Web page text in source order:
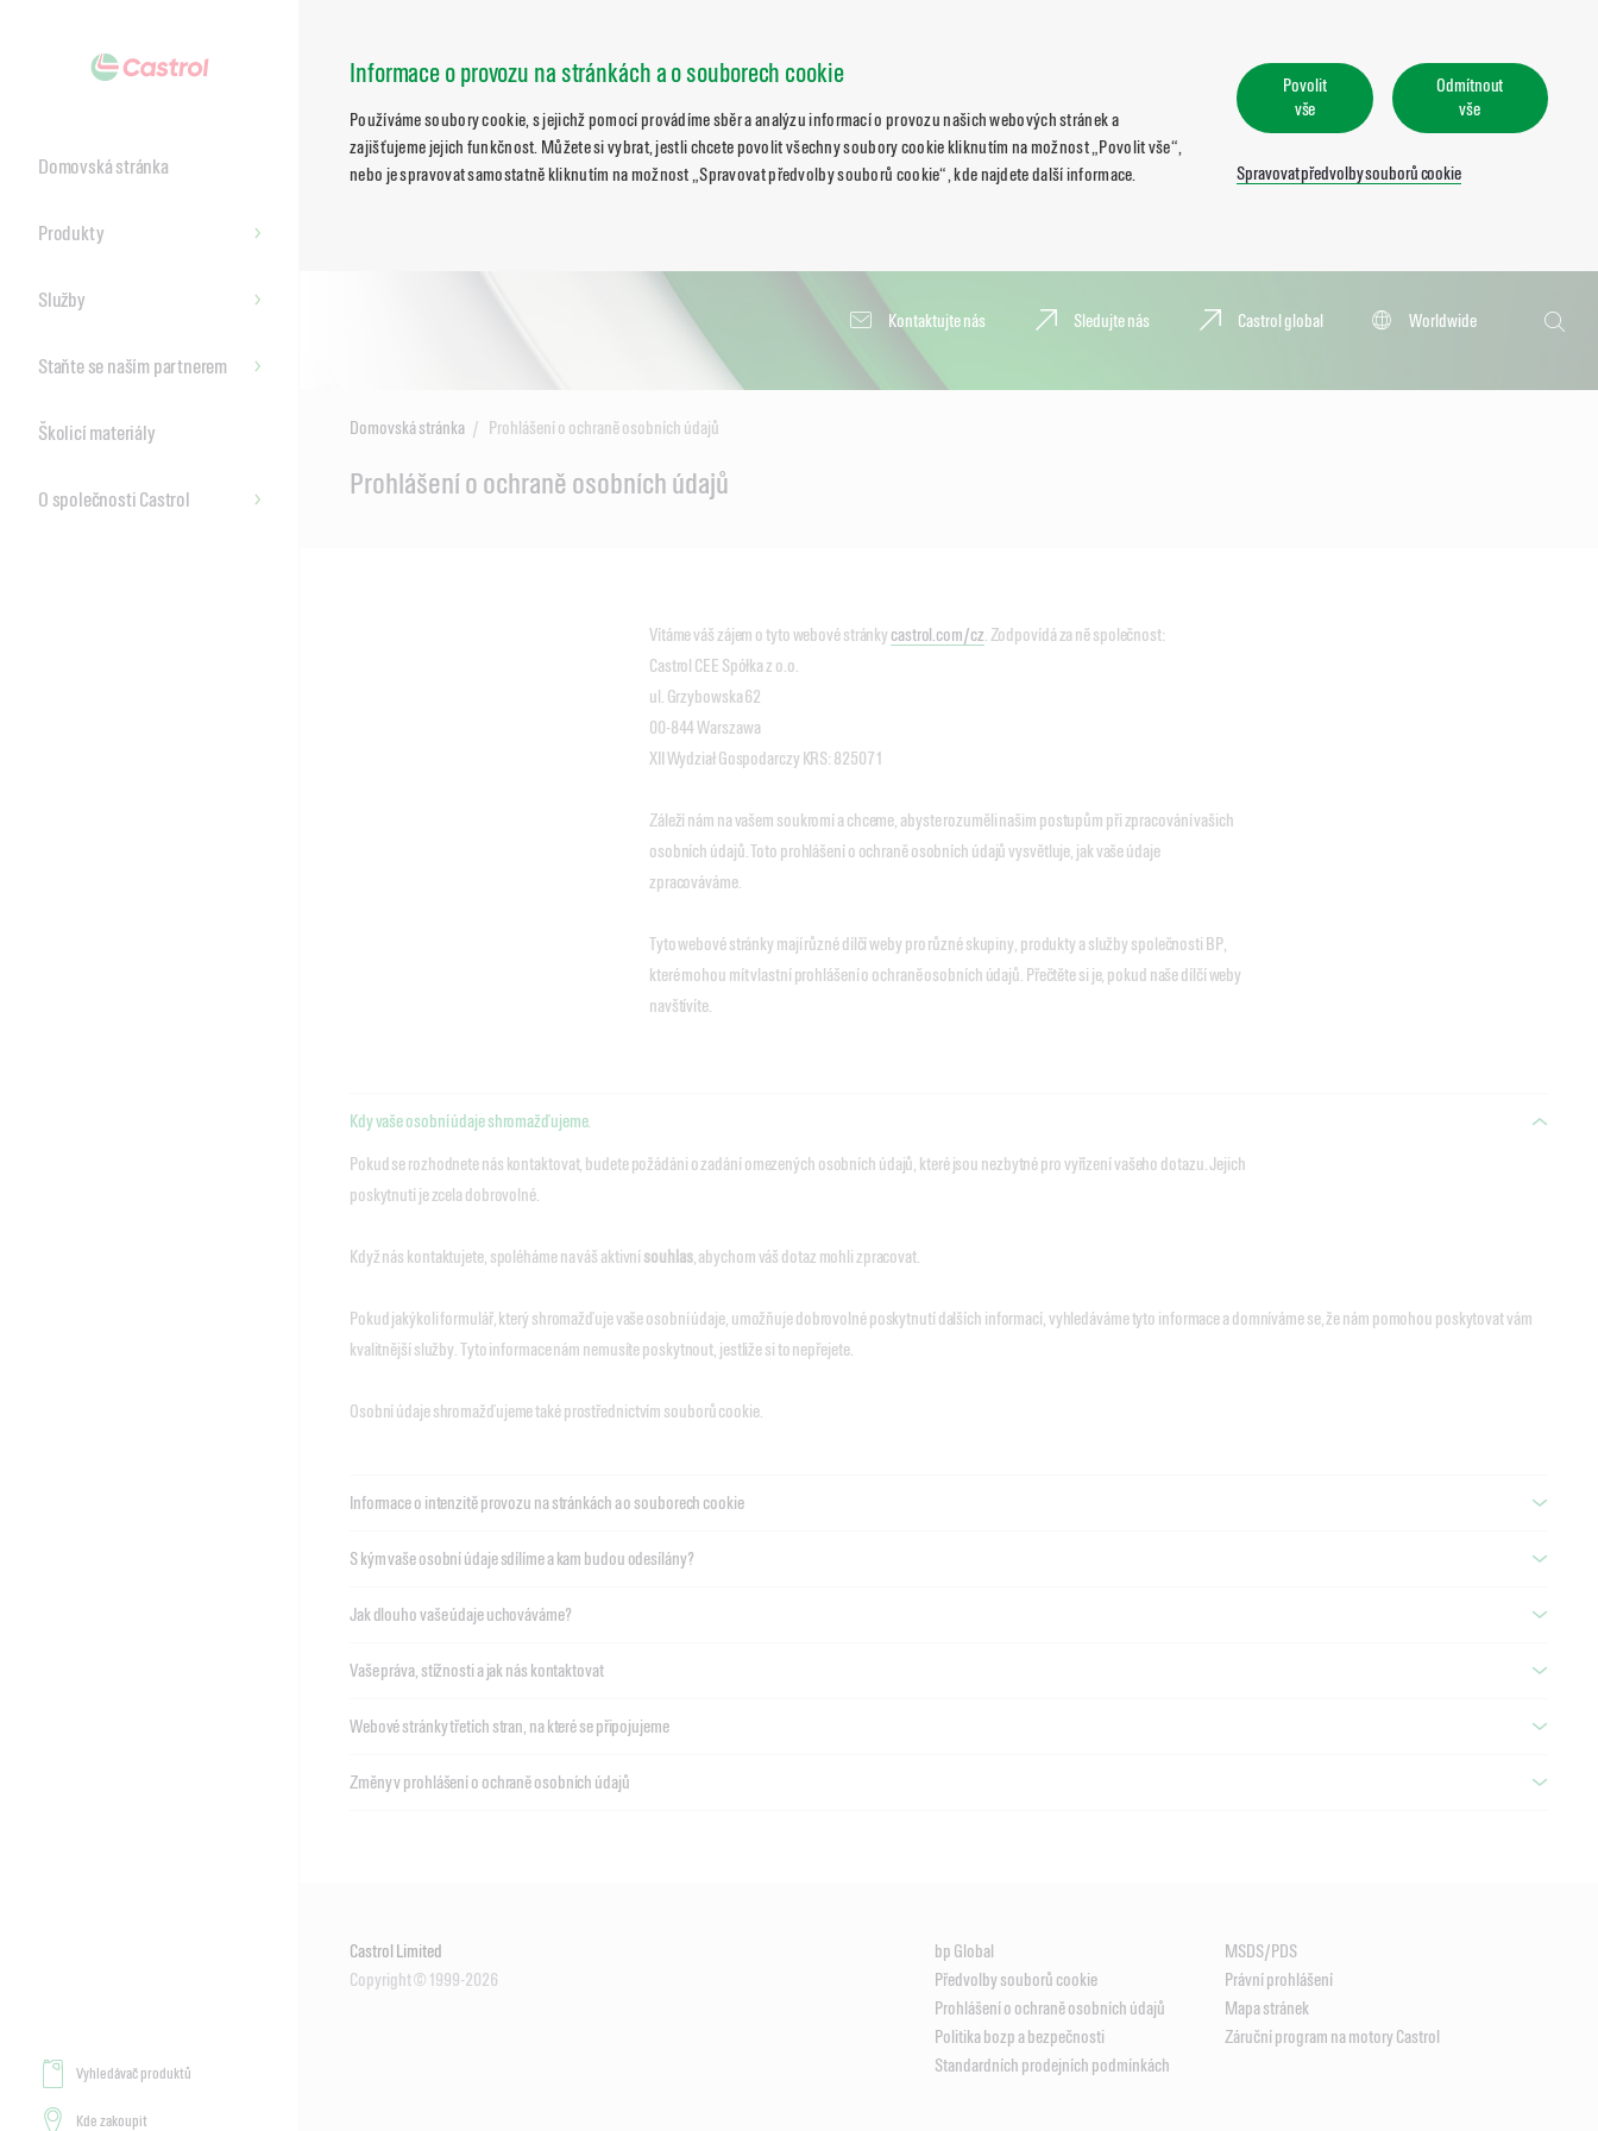
Informace o provozu na stránkách a o souborech cookie
Používáme soubory cookie, s jejichž pomocí provádíme sběr a analýzu informací o provozu našich webových stránek a
zajišťujeme jejich funkčnost. Můžete si vybrat, jestli chcete povolit všechny soubory cookie kliknutím na možnost „Povolit vše“,
nebo je spravovat samostatně kliknutím na možnost „Spravovat předvolby souborů cookie“, kde najdete další informace.
Povolit
vše
Odmítnout
vše
Spravovat předvolby souborů cookie
Kontaktujte nás Sledujte nás Castrol global
Worldwide
Hledat
Domovská stránka
Produkty
Služby
Staňte se naším partnerem
Školicí materiály
O společnosti Castrol
Vyhledávač produktů
Kde zakoupit
Domovská stránka Prohlášení o ochraně osobních údajů
Prohlášení o ochraně osobních údajů
Vítáme váš zájem o tyto webové stránky castrol.com/cz . Zodpovídá za ně společnost:
Castrol CEE Spółka z o.o.
ul. Grzybowska 62
00-844 Warszawa
XII Wydział Gospodarczy KRS: 825071
Záleží nám na vašem soukromí a chceme, abyste rozuměli našim postupům při zpracování vašich
osobních údajů. Toto prohlášení o ochraně osobních údajů vysvětluje, jak vaše údaje
zpracováváme.
Tyto webové stránky mají různé dílčí weby pro různé skupiny, produkty a služby společnosti BP,
které mohou mít vlastní prohlášení o ochraně osobních údajů. Přečtěte si je, pokud naše dílčí weby
navštívíte.
Kdy vaše osobní údaje shromažďujeme.
Pokud se rozhodnete nás kontaktovat, budete požádáni o zadání omezených osobních údajů, které jsou nezbytné pro vyřízení vašeho dotazu. Jejich
poskytnutí je zcela dobrovolné.
Když nás kontaktujete, spoléháme na váš aktivnísouhlas, abychom váš dotaz mohli zpracovat.
Pokud jakýkoli formulář, který shromažďuje vaše osobní údaje, umožňuje dobrovolné poskytnutí dalších informací, vyhledáváme tyto informace a domníváme se, že nám pomohou poskytovat vám
kvalitnější služby. Tyto informace nám nemusíte poskytnout, jestliže si to nepřejete.
Osobní údaje shromažďujeme také prostřednictvím souborů cookie.
Informace o intenzitě provozu na stránkách a o souborech cookie
S kým vaše osobní údaje sdílíme a kam budou odesílány?
Jak dlouho vaše údaje uchováváme?
Vaše práva, stížnosti a jak nás kontaktovat
Webové stránky třetích stran, na které se připojujeme
Změny v prohlášení o ochraně osobních údajů
Castrol Limited
Copyright © 1999-2026
bp Global
MSDS/PDS
Předvolby souborů cookie
Právní prohlášení
Prohlášení o ochraně osobních údajů
Mapa stránek
Politika bozp a bezpečnosti
Záruční program na motory Castrol
Standardních prodejních podmínkách